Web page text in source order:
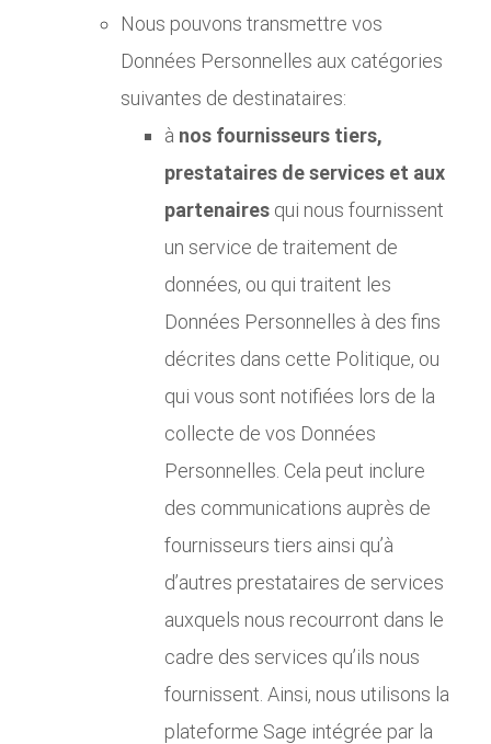
Nous pouvons transmettre vos
Données Personnelles aux catégories
suivantes de destinataires:
à nos fournisseurs tiers,
prestataires de services et aux
partenaires qui nous fournissent
un service de traitement de
données, ou qui traitent les
Données Personnelles à des fins
décrites dans cette Politique, ou
qui vous sont notifiées lors de la
collecte de vos Données
Personnelles. Cela peut inclure
des communications auprès de
fournisseurs tiers ainsi qu’à
d’autres prestataires de services
auxquels nous recourront dans le
cadre des services qu’ils nous
fournissent. Ainsi, nous utilisons la
plateforme Sage intégrée par la